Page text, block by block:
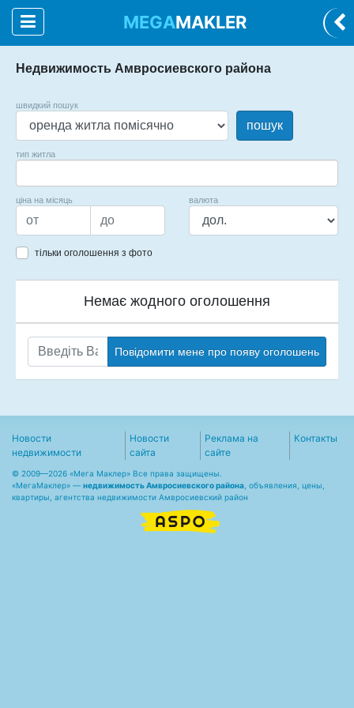
MEGAMAKLER
Недвижимость Амвросиевского района
швидкий пошук
пошук
тип житла
ціна на місяць валюта
тільки оголошення з фото
Немає жодного оголошення
Повідомити мене про появу оголошень
Новости
недвижимости
Новости
сайта
Реклама на
сайте
Контакты
© 2009—2026 «Мега Маклер» Все права защищены.
«МегаМаклер» — недвижимость Амвросиевского района , объявления, цены,
квартиры, агентства недвижимости Амвросиевский район